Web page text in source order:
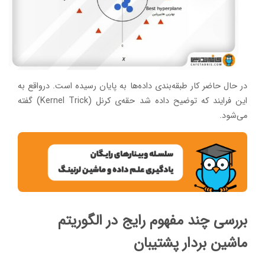
در حال حاضر کار طبقه‌بندی داده‌ها به پایان رسیده است. درواقع به
این فرایند که توضیح داده شد حقه‌ی کرنل (Kernel Trick) گفته
می‌شود.
بررسی چند مفهوم رایج در الگوریتم
ماشین بردار پشتیبان